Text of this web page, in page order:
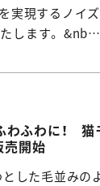
実現するノ
たします。 &nb…
わふわに！
開始
した毛並み